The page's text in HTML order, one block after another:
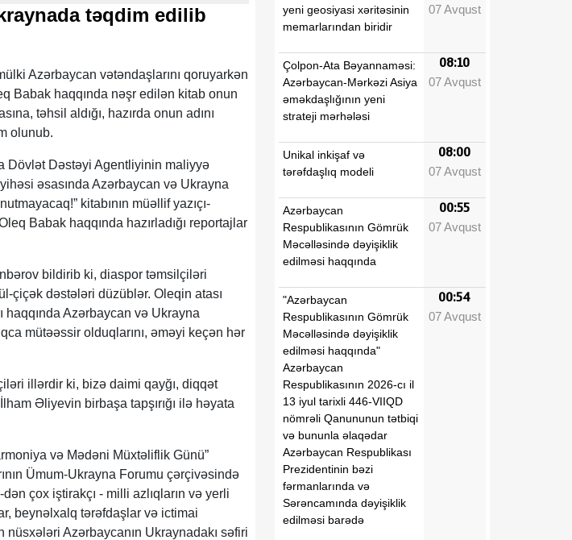
təqdim edilib
Azərbaycan vətəndaşlarını qoruyarkən
Babak haqqında nəşr edilən kitab onun
təhsil aldığı, hazırda onun adını
olunub.
Dövlət Dəstəyi Agentliyinin maliyyə
əsasında Azərbaycan və Ukrayna
kitabının müəllif yazıçı-
Babak haqqında hazırladığı reportajlar
bildirib ki, diaspor təmsilçiləri
çiçək dəstələri düzüblər. Oleqin atası
Azərbaycan və Ukrayna
mütəəssir olduqlarını, əməyi keçən hər
illərdir ki, bizə daimi qayğı, diqqət
Əliyevin birbaşa tapşırığı ilə həyata
və Mədəni Müxtəliflik Günü”
Ümum-Ukrayna Forumu çərçivəsində
çox iştirakçı - milli azlıqların və yerli
beynəlxalq tərəfdaşlar və ictimai
Azərbaycanın Ukraynadakı səfiri
yeni geosiyasi xəritəsinin
memarlarından biridir
07 Avqust
Çolpon-Ata Bəyannaməsi:
Azərbaycan-Mərkəzi Asiya
əməkdaşlığının yeni
strateji mərhələsi
08:10
07 Avqust
Unikal inkişaf və
tərəfdaşlıq modeli
08:00
07 Avqust
Azərbaycan
Respublikasının Gömrük
Məcəlləsində dəyişiklik
edilməsi haqqında
00:55
07 Avqust
"Azərbaycan
Respublikasının Gömrük
Məcəlləsində dəyişiklik
edilməsi haqqında"
Azərbaycan
Respublikasının 2026-cı il
13 iyul tarixli 446-VIIQD
nömrəli Qanununun tətbiqi
və bununla əlaqədar
Azərbaycan Respublikası
Prezidentinin bəzi
fərmanlarında və
Sərəncamında dəyişiklik
edilməsi barədə
00:54
07 Avqust